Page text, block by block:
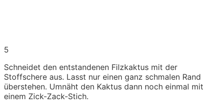
5
Schneidet den entstandenen Filzkaktus mit der
Stoffschere aus. Lasst nur einen ganz schmalen Rand
überstehen. Umnäht den Kaktus dann noch einmal mit
einem Zick-Zack-Stich.